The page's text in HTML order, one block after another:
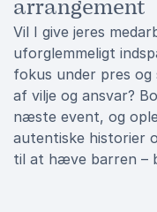
arrangement
Vil I give jeres
uforglemmeligt
fokus under pres
af vilje og ansvar?
næste event, og
autentiske historier
til at hæve barren –